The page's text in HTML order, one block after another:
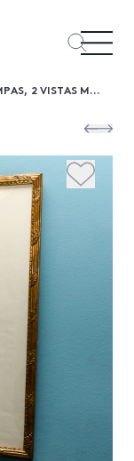
QUATRE ESTAMPES 4 ESTAMPAS, 2 VISTAS MONUMENTOS, LA TOILETTE Y LA OCUPATION